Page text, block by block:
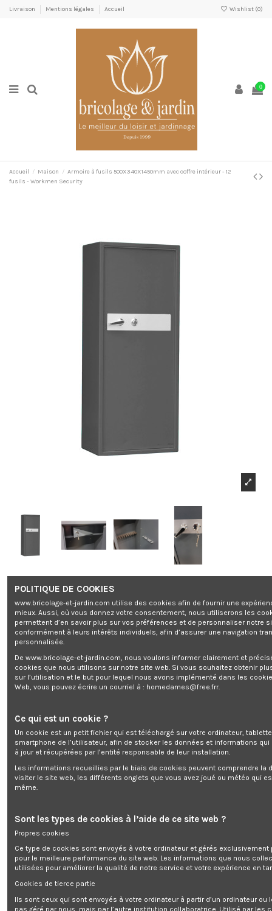
Livraison Mentions légales Accueil Wishlist (0)
0
Accueil Maison
Armoire à fusils 500X340X1450mm avec coffre intérieur - 12
fusils - Workmen Security
coffre intérieur - 12 fusils - Workmen Security
Marque: WORK MEN
Rupture de stock
0,00 €
Workmen Security
Ajouter au panier
Armoire à fusils 500X340X1450mm
Enim quis fugiat consequat elit minim nisi eu occaecat occaecat
deserunt aliquip nisi ex deserunt.
POLITIQUE DE COOKIES
www.bricolage-et-jardin.com utilise des cookies afin de fournir une
mieux. Aussi, où vous donnez votre consentement, nous utiliserons les
permettent d’en savoir plus sur vos préférences et de personnaliser notre
conformément à leurs intérêts individuels, afin d’assurer une navigation
personnalisée.
De www.bricolage-et-jardin.com, nous voulons informer clairement et
cookies que nous utilisons sur notre site web. Si vous souhaitez obtenir
sur l’utilisation et le but pour lequel nous avons implémenté dans les
Web, vous pouvez écrire un courriel à : homedames@free.frr.
Ce qui est un cookie ?
Un cookie est un petit fichier qui est téléchargé sur votre ordinateur,
smartphone de l’utilisateur, afin de stocker les données et informations
à jour et récupérées par l’entité responsable de leur installation.
Les informations recueillies par le biais de cookies peuvent comprendre la
visiter le site web, les différents onglets que vous avez joué ou météo qui
même.
Sont les types de cookies à l’aide de ce site web ?
Propres cookies
Ce type de cookies sont envoyés à votre ordinateur et gérés exclusivement
pour le meilleure performance du site web. Les informations que nous
utilisées pour améliorer la qualité de notre service et votre expérience en
Cookies de tierce partie
Ils sont ceux qui sont envoyés à votre ordinateur à partir d’un ordinateur ou
pas géré par nous, mais par l’autre institution collaboratrice. Utilisé par les